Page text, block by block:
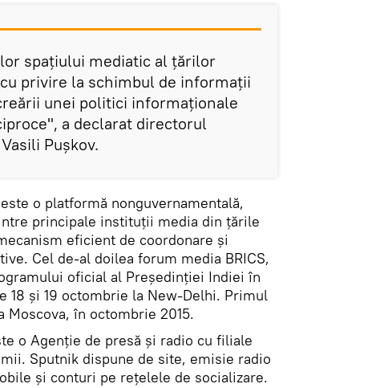
spațiului mediatic al țărilor
privire la schimbul de informații
unei politici informaționale
a declarat directorul
Pușkov.
o platformă nonguvernamentală,
principale instituţii media din țările
eficient de coordonare și
Cel de-al doilea forum media BRICS,
oficial al Președinției Indiei în
18 și 19 octombrie la New-Delhi. Primul
Moscova, în octombrie 2015.
o Agenţie de presă şi radio cu filiale
Sputnik dispune de site, emisie radio
şi conturi pe reţelele de socializare.